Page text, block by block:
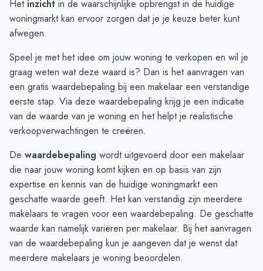
Januari
-
€ 385.000
Februari
April
€ 554.833
€ 750.000
Mei
€ 572.250
€ 750.000
Juni
€ 822.900 € 669.500
Het inzicht in de waarschijnlijke opbrengst in de huidige
woningmarkt kan ervoor zorgen dat je je keuze beter kunt
afwegen.
Speel je met het idee om jouw woning te verkopen en wil je
graag weten wat deze waard is? Dan is het aanvragen van
een gratis waardebepaling bij een makelaar een verstandige
eerste stap. Via deze waardebepaling krijg je een indicatie
van de waarde van je woning en het helpt je realistische
verkoopverwachtingen te creëren.
De waardebepaling wordt uitgevoerd door een makelaar
die naar jouw woning komt kijken en op basis van zijn
expertise en kennis van de huidige woningmarkt een
geschatte waarde geeft. Het kan verstandig zijn meerdere
makelaars te vragen voor een waardebepaling. De geschatte
waarde kan namelijk variëren per makelaar. Bij het aanvragen
van de waardebepaling kun je aangeven dat je wenst dat
meerdere makelaars je woning beoordelen.